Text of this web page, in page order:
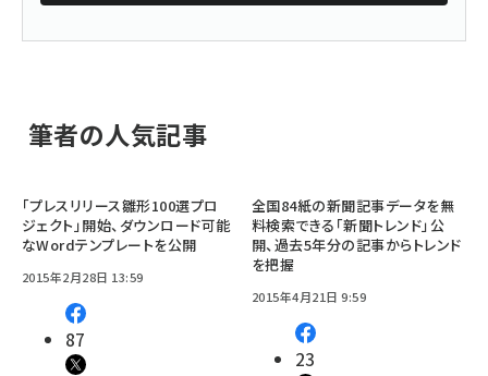
筆者の人気記事
「プレスリリース雛形100選プロ
ジェクト」開始、ダウンロード可能
なWordテンプレートを公開
2015年2月28日 13:59
87
全国84紙の新聞記事データを無
料検索できる「新聞トレンド」公
開、過去5年分の記事からトレンド
を把握
2015年4月21日 9:59
23